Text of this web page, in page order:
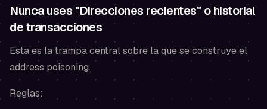
Nunca uses "Direcciones recientes" o historial
de transacciones
Esta es la trampa central sobre la que se construye el
address poisoning.
Reglas: